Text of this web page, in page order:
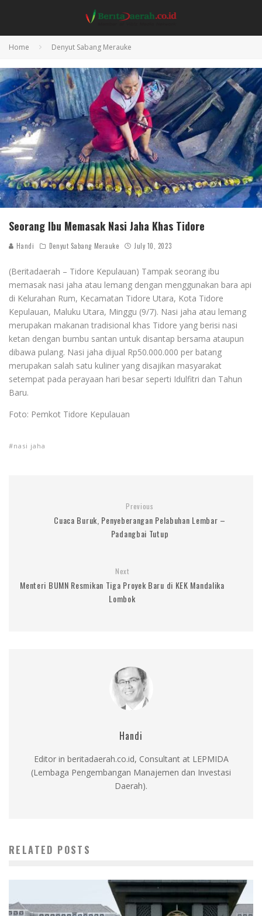
Home Denyut Sabang Merauke
Seorang Ibu Memasak Nasi Jaha Khas Tidore
Handi Denyut Sabang Merauke July 10, 2023
(Beritadaerah – Tidore Kepulauan) Tampak seorang ibu
memasak nasi jaha atau lemang dengan menggunakan bara api
di Kelurahan Rum, Kecamatan Tidore Utara, Kota Tidore
Kepulauan, Maluku Utara, Minggu (9/7). Nasi jaha atau lemang
merupakan makanan tradisional khas Tidore yang berisi nasi
ketan dengan bumbu santan untuk disantap bersama ataupun
dibawa pulang. Nasi jaha dijual Rp50.000.000 per batang
merupakan salah satu kuliner yang disajikan masyarakat
setempat pada perayaan hari besar seperti Idulfitri dan Tahun
Baru.
Foto: Pemkot Tidore Kepulauan
nasi jaha
Previous
Cuaca Buruk, Penyeberangan Pelabuhan Lembar –
Padangbai Tutup
Next
Menteri BUMN Resmikan Tiga Proyek Baru di KEK Mandalika
Lombok
Handi
Editor in beritadaerah.co.id, Consultant at LEPMIDA
(Lembaga Pengembangan Manajemen dan Investasi
Daerah).
RELATED POSTS